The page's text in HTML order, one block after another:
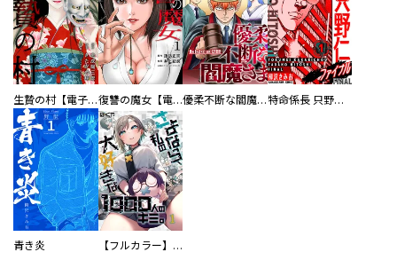
生贄の村【電子単行本版】 復讐の魔女【電子単行本版】 優柔不断な閻魔さま 特命係長 只野仁ファイナル 愛蔵版
青き炎 【フルカラー】さよなら、私の大好きな１０００人のキミ。